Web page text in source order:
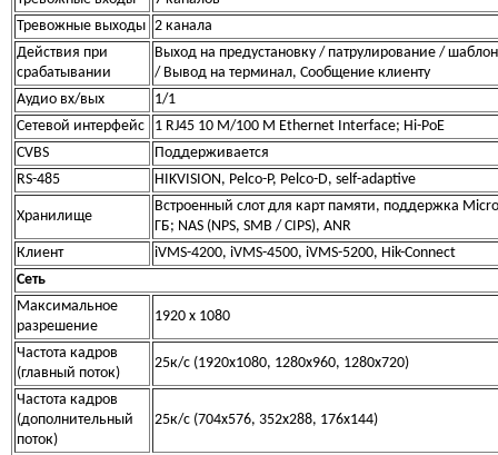
Тревожные выходы 2 канала
Действия при
срабатывании
Выход на предустановку / патрулирование / шаблон
/ Вывод на терминал, Сообщение клиенту
Аудио вх/вых
1/1
Сетевой интерфейс
1 RJ45 10 M/100 M Ethernet Interface; Hi-PoE
CVBS
Поддерживается
RS-485
HIKVISION, Pelco-P, Pelco-D, self-adaptive
Хранилище
Встроенный слот для карт памяти, поддержка Micro
ГБ; NAS (NPS, SMB / CIPS), ANR
Клиент
iVMS-4200, iVMS-4500, iVMS-5200, Hik-Connect
Сеть
Максимальное
разрешение
1920 х 1080
Частота кадров
(главный поток)
25к/с (1920x1080, 1280x960, 1280x720)
Частота кадров
(дополнительный
поток)
25к/с (704х576, 352х288, 176х144)